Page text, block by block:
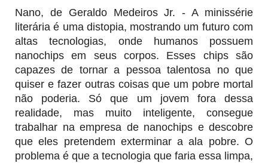
Nano, de Geraldo Medeiros Jr. - A minissérie
literária é uma distopia, mostrando um futuro com
altas tecnologias, onde humanos possuem
nanochips em seus corpos. Esses chips são
capazes de tornar a pessoa talentosa no que
quiser e fazer outras coisas que um pobre mortal
não poderia. Só que um jovem fora dessa
realidade, mas muito inteligente, consegue
trabalhar na empresa de nanochips e descobre
que eles pretendem exterminar a ala pobre. O
problema é que a tecnologia que faria essa limpa,